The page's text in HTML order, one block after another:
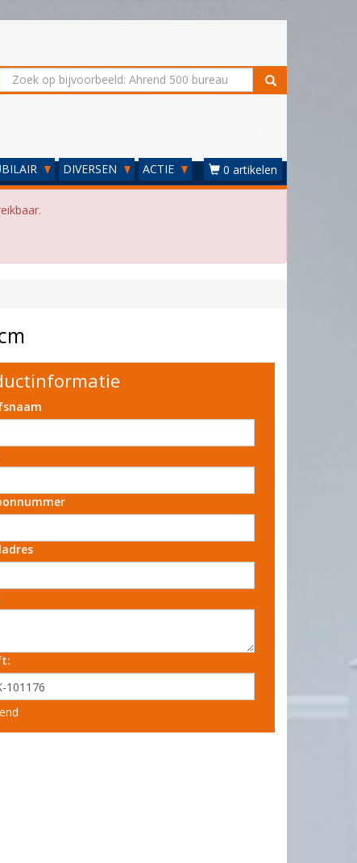
DIVERSEN ACTIE 0 artikelen